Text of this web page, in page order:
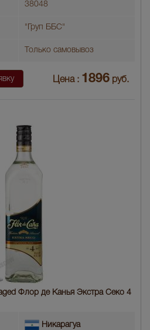
38048
"Груп ББС"
Только самовывоз
Цена : 1896 руб.
Флор де Канья Экстра Секо 4
Никарагуа